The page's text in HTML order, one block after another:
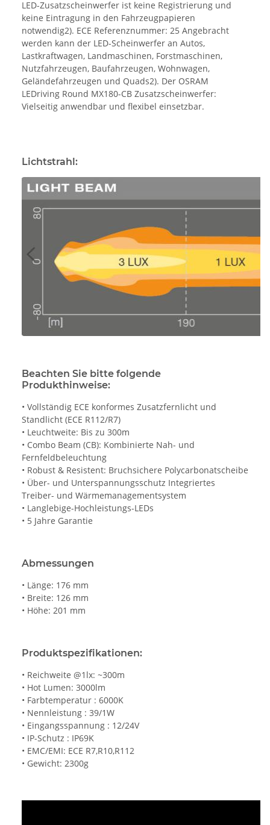
LED-Zusatzscheinwerfer ist keine Registrierung und
keine Eintragung in den Fahrzeugpapieren
notwendig2). ECE Referenznummer: 25 Angebracht
werden kann der LED-Scheinwerfer an Autos,
Lastkraftwagen, Landmaschinen, Forstmaschinen,
Nutzfahrzeugen, Baufahrzeugen, Wohnwagen,
Geländefahrzeugen und Quads2). Der OSRAM
LEDriving Round MX180-CB Zusatzscheinwerfer:
Vielseitig anwendbar und flexibel einsetzbar.
Lichtstrahl:
Beachten Sie bitte folgende
Produkthinweise:
• Vollständig ECE konformes Zusatzfernlicht und
Standlicht (ECE R112/R7)
• Leuchtweite: Bis zu 300m
• Combo Beam (CB): Kombinierte Nah- und
Fernfeldbeleuchtung
• Robust & Resistent: Bruchsichere Polycarbonatscheibe
• Über- und Unterspannungsschutz Integriertes
Treiber- und Wärmemanagementsystem
• Langlebige-Hochleistungs-LEDs
• 5 Jahre Garantie
Abmessungen
• Länge: 176 mm
• Breite: 126 mm
• Höhe: 201 mm
Produktspezifikationen:
• Reichweite @1lx: ~300m
• Hot Lumen: 3000lm
• Farbtemperatur : 6000K
• Nennleistung : 39/1W
• Eingangsspannung : 12/24V
• IP-Schutz : IP69K
• EMC/EMI: ECE R7,R10,R112
• Gewicht: 2300g